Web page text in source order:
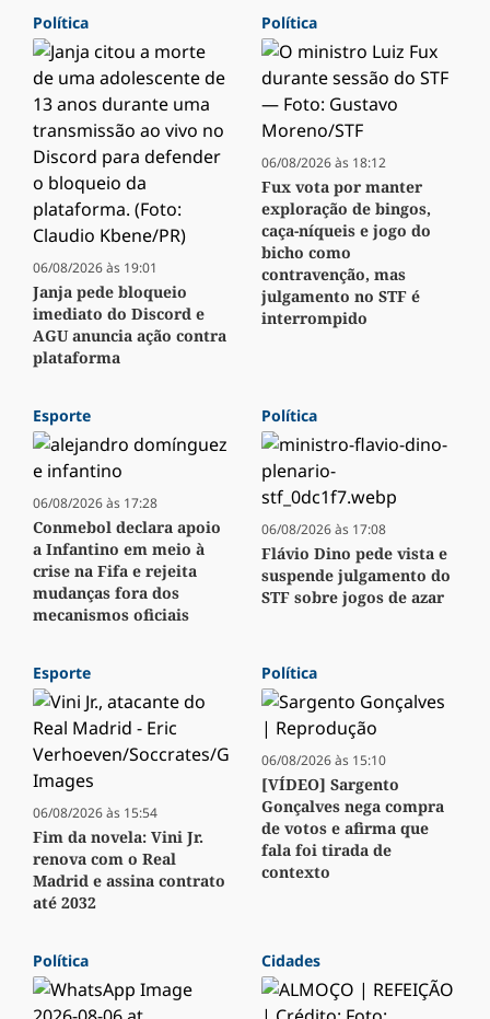
Política
06/08/2026 às 19:01
Janja pede bloqueio
imediato do Discord e
AGU anuncia ação contra
plataforma
Política
06/08/2026 às 18:12
Fux vota por manter
exploração de bingos,
caça-níqueis e jogo do
bicho como
contravenção, mas
julgamento no STF é
interrompido
Esporte
06/08/2026 às 17:28
Conmebol declara apoio
a Infantino em meio à
crise na Fifa e rejeita
mudanças fora dos
mecanismos oficiais
Política
06/08/2026 às 17:08
Flávio Dino pede vista e
suspende julgamento do
STF sobre jogos de azar
Esporte
06/08/2026 às 15:54
Fim da novela: Vini Jr.
renova com o Real
Madrid e assina contrato
até 2032
Política
06/08/2026 às 15:10
[VÍDEO] Sargento
Gonçalves nega compra
de votos e afirma que
fala foi tirada de
contexto
Política Cidades